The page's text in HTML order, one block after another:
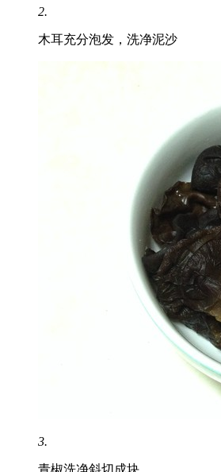
2.
木耳充分泡发，洗净泥沙
3.
青椒洗净斜切成块